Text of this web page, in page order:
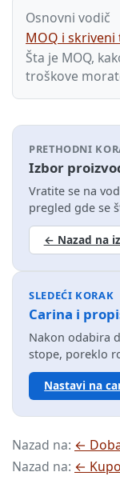
Osnovni vodič
MOQ i
Šta je MOQ,
troškove
PRETHODNI
Izbor
Vratite se na
pregled gde se
← Nazad na
SLEDEĆI KORAK
Carina i
Nakon odabira
stope, poreklo
Nastavi na
Nazad na: ←
Nazad na: ←